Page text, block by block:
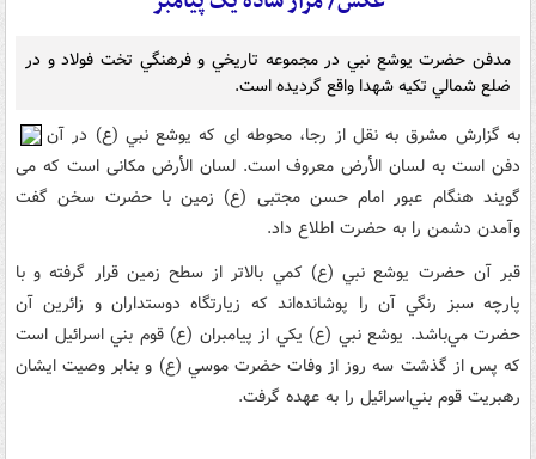
مدفن حضرت يوشع نبي در مجموعه تاريخي و فرهنگي تخت فولاد و در
ضلع شمالي تکيه شهدا واقع گرديده است.
به گزارش مشرق به نقل از رجا، محوطه اى که يوشع نبي (ع) در آن
دفن است به لسان الأرض معروف است. لسان الأرض مکانى است که مى
گويند هنگام عبور امام حسن مجتبى (ع) زمين با حضرت سخن گفت
وآمدن دشمن را به حضرت اطلاع داد.
قبر آن حضرت يوشع نبي (ع) کمي بالاتر از سطح زمين قرار گرفته و با
پارچه سبز رنگي آن را پوشانده‌اند که زيارتگاه دوستداران و زائرين آن
حضرت مي‌باشد. يوشع نبي (ع) يکي از پيامبران (ع) قوم بني اسرائيل است
که پس از گذشت سه روز از وفات حضرت موسي (ع) و بنابر وصيت ايشان
رهبريت قوم بني‌اسرائيل را به عهده گرفت.